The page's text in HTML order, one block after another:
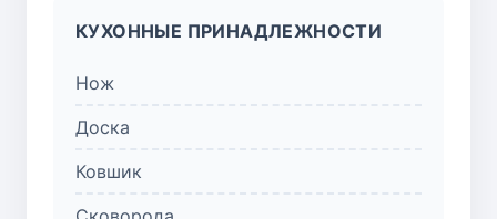
КУХОННЫЕ ПРИНАДЛЕЖНОСТИ
Нож
Доска
Ковшик